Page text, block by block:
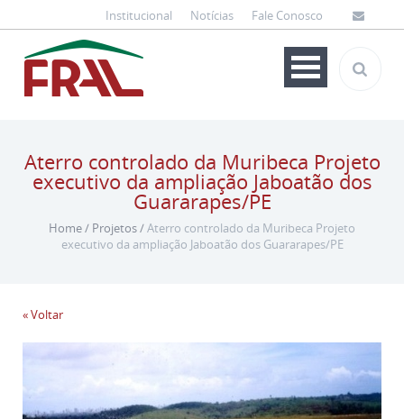
Institucional Notícias Fale Conosco
Aterro controlado da Muribeca Projeto
executivo da ampliação Jaboatão dos
Guararapes/PE
Home/ Projetos/Aterro controlado da Muribeca Projeto
executivo da ampliação Jaboatão dos Guararapes/PE
« Voltar